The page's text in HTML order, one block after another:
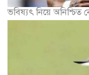
ভবিষ্যৎ নিয়ে অনিশ্চিত